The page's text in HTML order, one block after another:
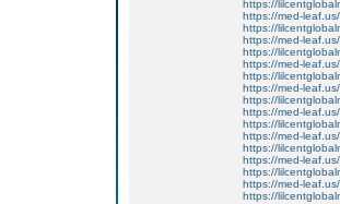
https://
https://med-leaf.us/
https://
https://med-leaf.us/
https://
https://med-leaf.us/
https://
https://med-leaf.us/
https://
https://med-leaf.us/
https://
https://med-leaf.us/
https://
https://med-leaf.us/
https://
https://med-leaf.us/
https://